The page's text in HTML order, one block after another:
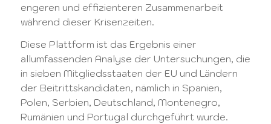
engeren und effizienteren Zusammenarbeit
während dieser Krisenzeiten.
Diese Plattform ist das Ergebnis einer
allumfassenden Analyse der Untersuchungen, die
in sieben Mitgliedsstaaten der EU und Ländern
der Beitrittskandidaten, nämlich in Spanien,
Polen, Serbien, Deutschland, Montenegro,
Rumänien und Portugal durchgeführt wurde.